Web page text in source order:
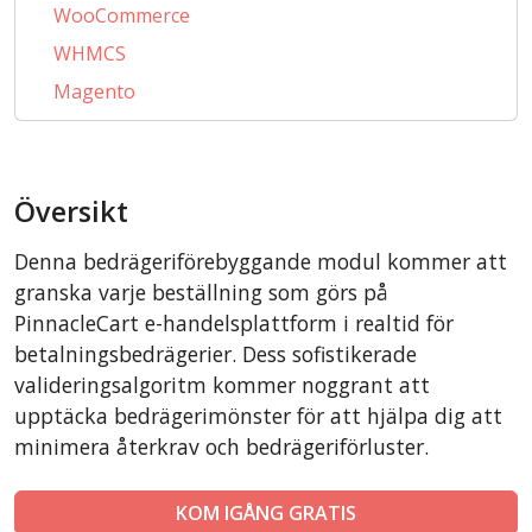
WooCommerce
WHMCS
Magento
PrestaShop
AbanteCart
LiteCart
ZenCart
FoxyCart
Easy Digital Downloads
nopCommerce
Översikt
Denna bedrägeriförebyggande modul kommer att
granska varje beställning som görs på
PinnacleCart e-handelsplattform i realtid för
betalningsbedrägerier. Dess sofistikerade
valideringsalgoritm kommer noggrant att
upptäcka bedrägerimönster för att hjälpa dig att
minimera återkrav och bedrägeriförluster.
KOM IGÅNG GRATIS